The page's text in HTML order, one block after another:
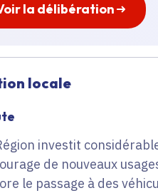
la délibération
locale
investit
de nouveaux
le passage à des